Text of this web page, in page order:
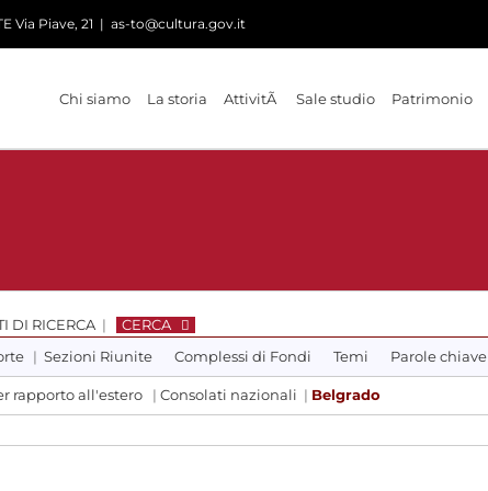
Via Piave, 21 | as-to@cultura.gov.it
Chi siamo La storia AttivitÃ Sale studio Patrimonio
DI RICERCA |
CERCA
| Sezioni Riunite Complessi di Fondi Temi Parole chiave
rapporto all'estero | Consolati nazionali | Belgrado